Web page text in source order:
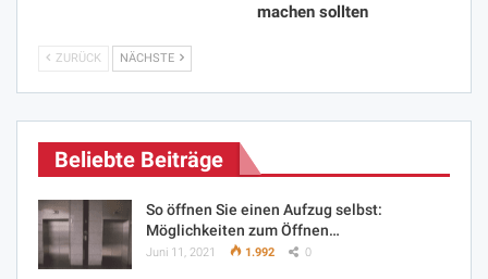
machen sollten
ZURÜCK NÄCHSTE
Beliebte Beiträge
So öffnen Sie einen Aufzug selbst:
Möglichkeiten zum Öffnen…
Juni 11, 2021 1.992 0